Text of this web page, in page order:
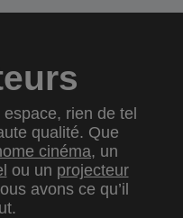
rien de tel
qualité. Que
cinéma, un
ou un projecteur
avons ce qu’il